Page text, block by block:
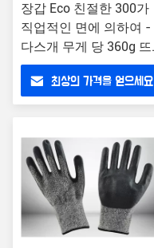
장갑 Eco 친절한 300가
직업적인 면에 의하여 -
다스개 무게 당 360g 뜨
개질을 했습니다
최상의 가격을 얻으세요